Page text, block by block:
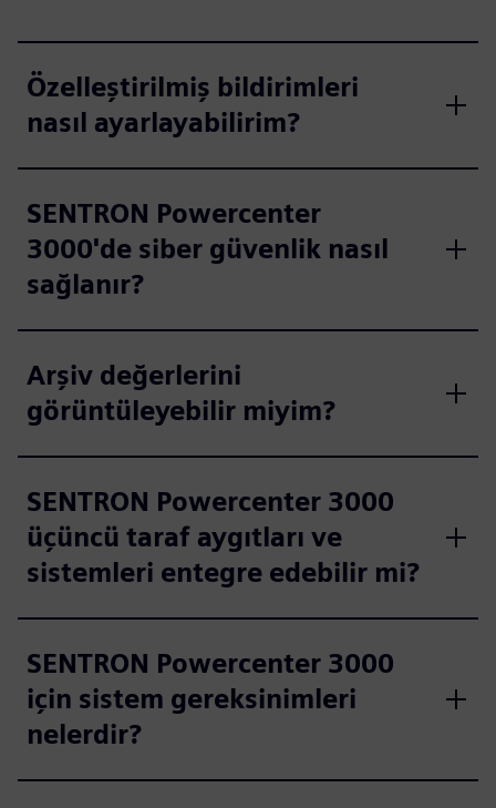
Özelleştirilmiş bildirimleri
nasıl ayarlayabilirim?
SENTRON Powercenter
3000'de siber güvenlik nasıl
sağlanır?
Arşiv değerlerini
görüntüleyebilir miyim?
SENTRON Powercenter 3000
üçüncü taraf aygıtları ve
sistemleri entegre edebilir mi?
SENTRON Powercenter 3000
için sistem gereksinimleri
nelerdir?